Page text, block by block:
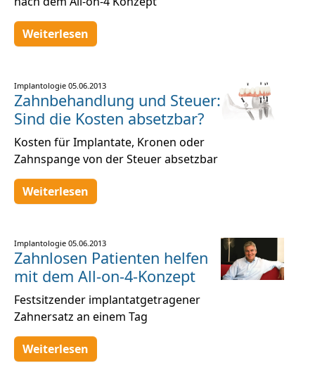
Weiterlesen
Implantologie 05.06.2013
Zahnbehandlung und Steuer:
Sind die Kosten absetzbar?
Kosten für Implantate, Kronen oder
Zahnspange von der Steuer absetzbar
Weiterlesen
Implantologie 05.06.2013
Zahnlosen Patienten helfen
mit dem All-on-4-Konzept
Festsitzender implantatgetragener
Zahnersatz an einem Tag
Weiterlesen